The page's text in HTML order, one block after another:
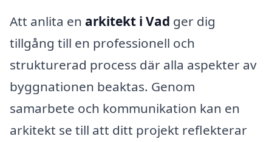
Att anlita en arkitekt i Vad ger dig
tillgång till en professionell och
strukturerad process där alla aspekter av
byggnationen beaktas. Genom
samarbete och kommunikation kan en
arkitekt se till att ditt projekt reflekterar